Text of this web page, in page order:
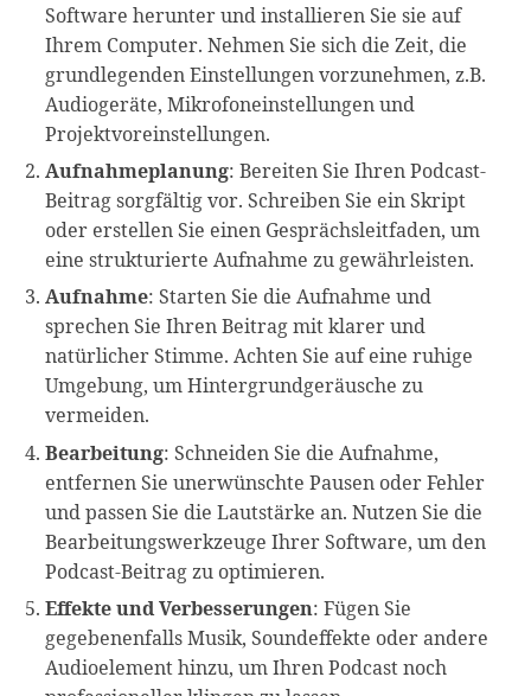
Software herunter und installieren Sie sie auf
Ihrem Computer. Nehmen Sie sich die Zeit, die
grundlegenden Einstellungen vorzunehmen, z.B.
Audiogeräte, Mikrofoneinstellungen und
Projektvoreinstellungen.
Aufnahmeplanung: Bereiten Sie Ihren Podcast-
Beitrag sorgfältig vor. Schreiben Sie ein Skript
oder erstellen Sie einen Gesprächsleitfaden, um
eine strukturierte Aufnahme zu gewährleisten.
Aufnahme: Starten Sie die Aufnahme und
sprechen Sie Ihren Beitrag mit klarer und
natürlicher Stimme. Achten Sie auf eine ruhige
Umgebung, um Hintergrundgeräusche zu
vermeiden.
Bearbeitung: Schneiden Sie die Aufnahme,
entfernen Sie unerwünschte Pausen oder Fehler
und passen Sie die Lautstärke an. Nutzen Sie die
Bearbeitungswerkzeuge Ihrer Software, um den
Podcast-Beitrag zu optimieren.
Effekte und Verbesserungen: Fügen Sie
gegebenenfalls Musik, Soundeffekte oder andere
Audioelement hinzu, um Ihren Podcast noch